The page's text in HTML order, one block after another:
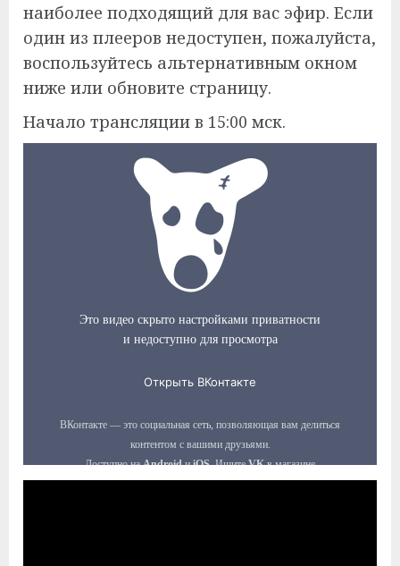
наиболее подходящий для вас эфир. Если
один из плееров недоступен, пожалуйста,
воспользуйтесь альтернативным окном
ниже или обновите страницу.
Начало трансляции в 15:00 мск.